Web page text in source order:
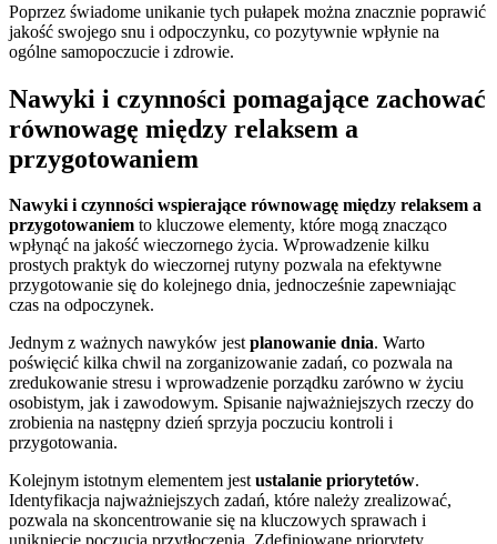
Poprzez świadome unikanie tych pułapek można znacznie poprawić
jakość swojego snu i odpoczynku, co pozytywnie wpłynie na
ogólne samopoczucie i zdrowie.
Nawyki i czynności pomagające zachować
równowagę między relaksem a
przygotowaniem
Nawyki i czynności wspierające równowagę między relaksem a
przygotowaniem to kluczowe elementy, które mogą znacząco
wpłynąć na jakość wieczornego życia. Wprowadzenie kilku
prostych praktyk do wieczornej rutyny pozwala na efektywne
przygotowanie się do kolejnego dnia, jednocześnie zapewniając
czas na odpoczynek.
Jednym z ważnych nawyków jestplanowanie dnia. Warto
poświęcić kilka chwil na zorganizowanie zadań, co pozwala na
zredukowanie stresu i wprowadzenie porządku zarówno w życiu
osobistym, jak i zawodowym. Spisanie najważniejszych rzeczy do
zrobienia na następny dzień sprzyja poczuciu kontroli i
przygotowania.
Kolejnym istotnym elementem jestustalanie priorytetów.
Identyfikacja najważniejszych zadań, które należy zrealizować,
pozwala na skoncentrowanie się na kluczowych sprawach i